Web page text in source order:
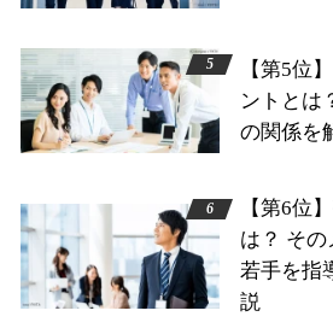
【第5位
ントとは
の関係を
【第6位
は？ その
若手を指
説